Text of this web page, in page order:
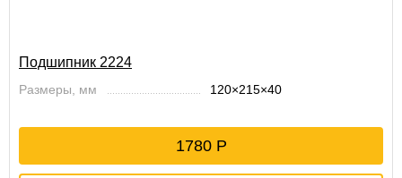
Подшипник 2224
Размеры, мм 120×215×40
1780